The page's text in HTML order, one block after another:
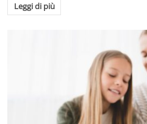
Leggi di più